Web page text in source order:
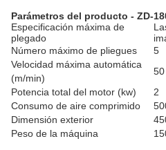
Parámetros del producto - ZD-
Especificación máxima de
plegado
Número máximo de pliegues
5
Velocidad máxima automática
(m/min)
50
Potencia total del motor (kw)
2
Consumo de aire comprimido
Dimensión exterior
Peso de la máquina